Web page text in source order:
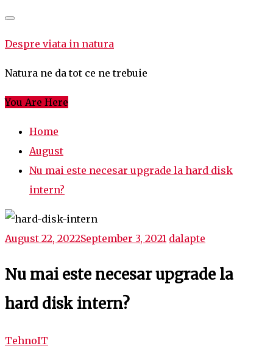
Skip
content
Despre viata in natura
Natura ne da tot ce ne trebuie
You Are Here
Home
August
Nu mai este necesar upgrade la hard disk
intern?
August 22, 2022September 3, 2021 dalapte
Nu mai este necesar upgrade la
hard disk intern?
TehnoIT